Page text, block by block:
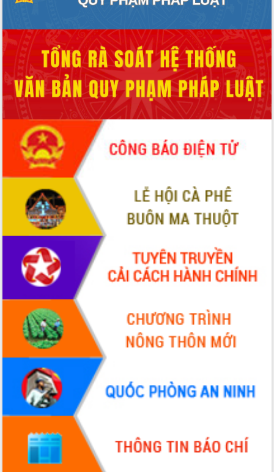
Khơi thông điểm nghẽn, đẩy nhanh
giải ngân vốn khắc phục thiên tai
HĐND tỉnh thông qua điều chỉnh Quy
hoạch tỉnh thời kỳ 2021-2030
Hội thảo góp ý hồ sơ điều chỉnh quy
hoạch tỉnh Đắk Lắk thời kỳ 2021-2030,
tầm nhìn đến năm 2050
Nâng cao hiệu quả hoạt động của các
doanh nghiệp nhà nước
Hội nghị triển khai kết nối mạng
truyền số liệu chuyên dùng phục vụ cơ
quan Đảng, Nhà nước
Lễ phát động chuỗi hoạt động chung
tay làm sạch môi trường
Xã Ea Kar bước chuyển mình trong
công tác cải cách hành chính mô hình
UBND tỉnh họp báo định kỳ tháng 4
năm 2026
Hội thảo khoa học “Giải pháp thúc đẩy
phát triển nền kinh tế xanh tại tỉnh
Đắk Lắk”
Tăng cường giám sát, đôn đốc thực
hiện nhiệm vụ quản lý tài sản công
hàng tuần
Tháo gỡ những vướng mắc, đẩy mạnh
công tác cải cách thủ tục hành chính
tại Trung tâm Phục vụ hành chính
công tỉnh
Đắk Lắk: Tôn vinh 46 giải pháp tại Hội
thi Sáng tạo Kỹ thuật 2024 - 2025
Đắk Lắk rà soát, điều chỉnh Đề án 190
về phát triển nuôi trồng thủy sản